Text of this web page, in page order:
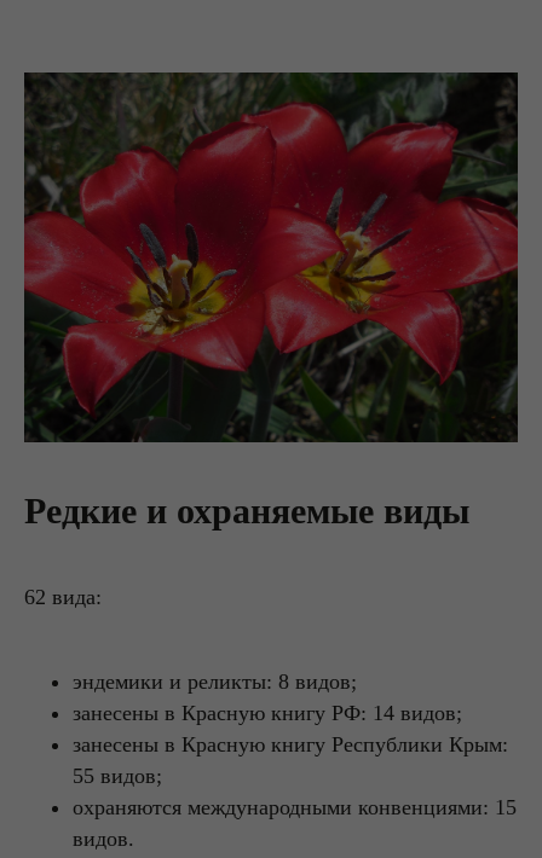
Редкие и охраняемые виды
62 вида:
эндемики и реликты: 8 видов;
занесены в Красную книгу РФ: 14 видов;
занесены в Красную книгу Республики Крым:
55 видов;
охраняются международными конвенциями: 15
видов.